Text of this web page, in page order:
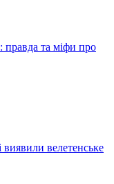
правда та міфи про
виявили велетенське